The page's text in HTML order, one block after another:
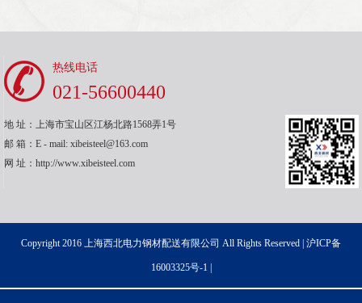
热线电话
021-56600440
地 址：上海市宝山区江杨北路1568弄1号
邮 箱：E - mail: xibeisteel@163.com
网 址：http://www.xibeisteel.com
Copyright 2016 上海西北电力钢材配送有限公司 All Rights Reserved | 沪ICP备
16003325号-1